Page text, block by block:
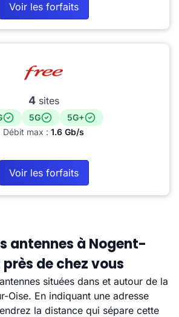
Voir les forfaits
4sites
5G
5G+
Débit max : 1.6 Gb/s
Voir les forfaits
antennes à Nogent-
de chez vous
situées dans et autour de la
Oise. En indiquant une adresse
la distance qui sépare cette